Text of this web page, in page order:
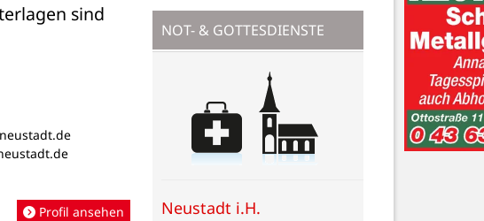
sind
Profil ansehen
NOT- & GOTTESDIENSTE
Neustadt i.H.